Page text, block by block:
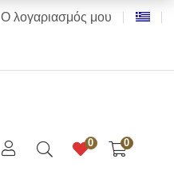
Ο λογαριασμός μου
0 0